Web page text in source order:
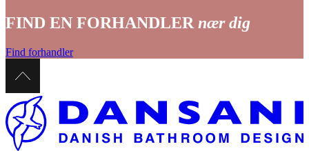
FIND EN FORHANDLER nær dig
Find forhandler